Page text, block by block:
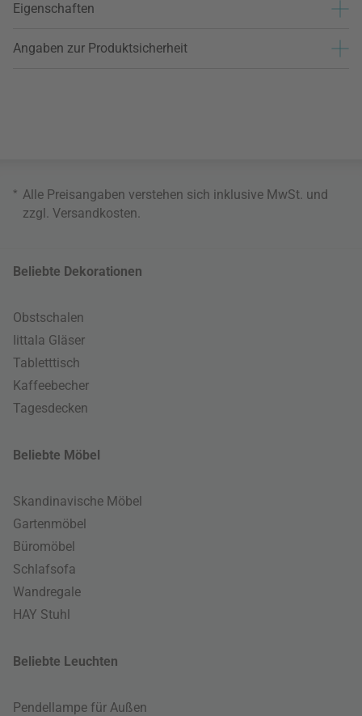
Eigenschaften
Angaben zur Produktsicherheit
* Alle Preisangaben verstehen sich inklusive MwSt. und
zzgl. Versandkosten
Beliebte Dekorationen
Obstschalen
Iittala Gläser
Tabletttisch
Kaffeebecher
Tagesdecken
Beliebte Möbel
Skandinavische Möbel
Gartenmöbel
Büromöbel
Schlafsofa
Wandregale
HAY Stuhl
Beliebte Leuchten
Pendellampe für Außen